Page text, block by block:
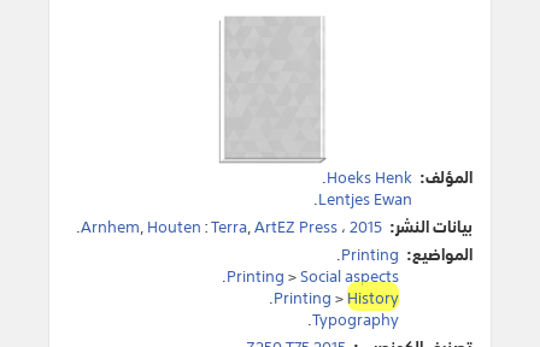
المؤلف: Hoeks Henk
.
Lentjes Ewan
.
بيانات النشر:
Arnhem,Houten:Terra,ArtEZ Press،2015
.
المواضيع: Printing
.
Printing>Social aspects
.
Printing>History
.
Typography
.